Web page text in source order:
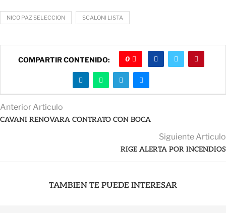
NICO PAZ SELECCION SCALONI LISTA
COMPARTIR CONTENIDO: 0
Anterior Articulo
CAVANI RENOVARA CONTRATO CON BOCA
Siguiente Articulo
RIGE ALERTA POR INCENDIOS
TAMBIEN TE PUEDE INTERESAR